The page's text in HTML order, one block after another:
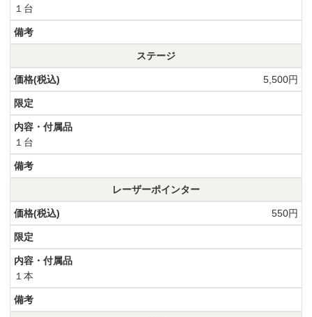
１台
ステージ
5,500円
１台
レーザーポインター
550円
１本